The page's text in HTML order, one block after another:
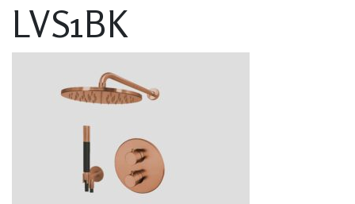
LVS1BK